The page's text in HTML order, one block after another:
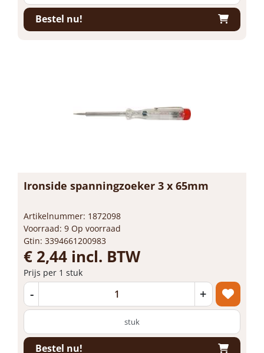
Bestel nu!
Ironside spanningzoeker 3 x 65mm
Artikelnummer: 1872098
Voorraad: 9 Op voorraad
Gtin: 3394661200983
€ 2,44 incl. BTW
Prijs per 1 stuk
- +
stuk
Bestel nu!